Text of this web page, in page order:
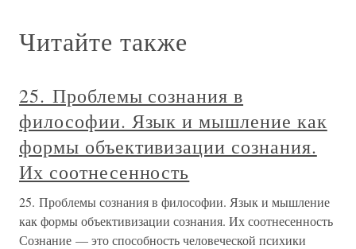
Читайте также
25. Проблемы сознания в
философии. Язык и мышление как
формы объективизации сознания.
Их соотнесенность
25. Проблемы сознания в философии. Язык и мышление
как формы объективизации сознания. Их соотнесенность
Сознание — это способность человеческой психики